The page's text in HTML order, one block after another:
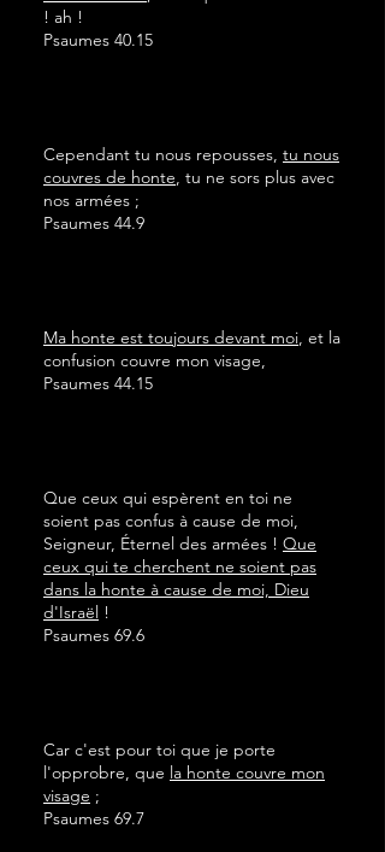
! ah !
Psaumes 40.15
Cependant tu nous repousses, tu nous
couvres de honte, tu ne sors plus avec
nos armées ;
Psaumes 44.9
Ma honte est toujours devant moi, et la
confusion couvre mon visage,
Psaumes 44.15
Que ceux qui espèrent en toi ne
soient pas confus à cause de moi,
Seigneur, Éternel des armées ! Que
ceux qui te cherchent ne soient pas
dans la honte à cause de moi, Dieu
d'Israël !
Psaumes 69.6
Car c'est pour toi que je porte
l'opprobre, que la honte couvre mon
visage ;
Psaumes 69.7